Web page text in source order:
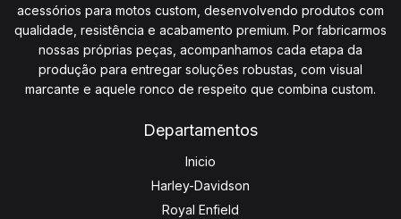
acessórios para motos custom, desenvolvendo produtos com
qualidade, resistência e acabamento premium. Por fabricarmos
nossas próprias peças, acompanhamos cada etapa da
produção para entregar soluções robustas, com visual
marcante e aquele ronco de respeito que combina custom.
Departamentos
Inicio
Harley-Davidson
Royal Enfield